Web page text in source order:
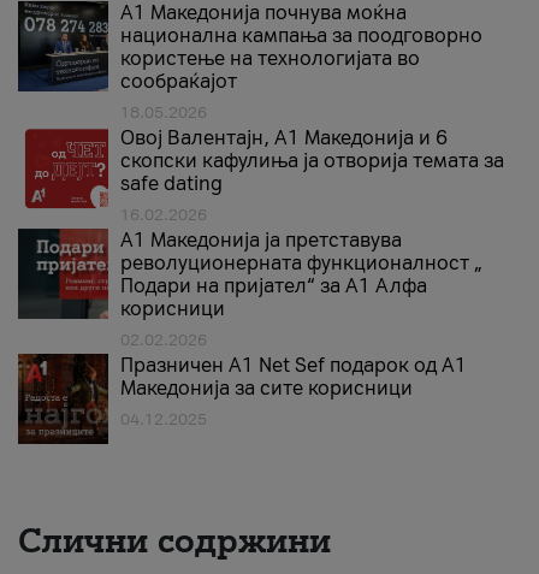
A1 Македонија почнува моќна
национална кампања за поодговорно
користење на технологијата во
сообраќајот
18.05.2026
Овој Валентајн, A1 Македонија и 6
скопски кафулиња ја отворија темата за
safe dating
16.02.2026
А1 Македонија ја претставува
револуционерната функционалност „
Подари на пријател“ за А1 Алфа
корисници
02.02.2026
Празничен A1 Net Sеf подарок од А1
Македонија за сите корисници
04.12.2025
Слични содржини